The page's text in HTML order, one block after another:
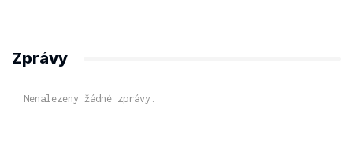
Zprávy
Nenalezeny žádné zprávy.